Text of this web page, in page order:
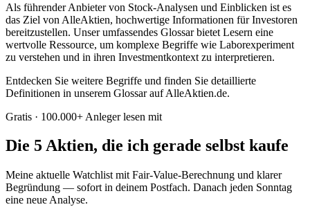
Als führender Anbieter von Stock-Analysen und Einblicken ist es
das Ziel von AlleAktien, hochwertige Informationen für Investoren
bereitzustellen. Unser umfassendes Glossar bietet Lesern eine
wertvolle Ressource, um komplexe Begriffe wie Laborexperiment
zu verstehen und in ihren Investmentkontext zu interpretieren.
Entdecken Sie weitere Begriffe und finden Sie detaillierte
Definitionen in unserem Glossar auf AlleAktien.de.
Gratis · 100.000+ Anleger lesen mit
Die 5 Aktien, die ich gerade selbst kaufe
Meine aktuelle Watchlist mit Fair-Value-Berechnung und klarer
Begründung — sofort in deinem Postfach. Danach jeden Sonntag
eine neue Analyse.